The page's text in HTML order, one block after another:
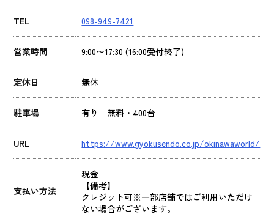
TEL 098-949-7421
営業時間 9:00〜17:30 (16:00受付終了)
定休日 無休
駐車場 有り 無料・400台
URL https://www.gyokusendo.co.jp/okinawaworld/
支払い方法
現金
【備考】
クレジット可※一部店舗ではご利用いただけ
ない場合がございます。